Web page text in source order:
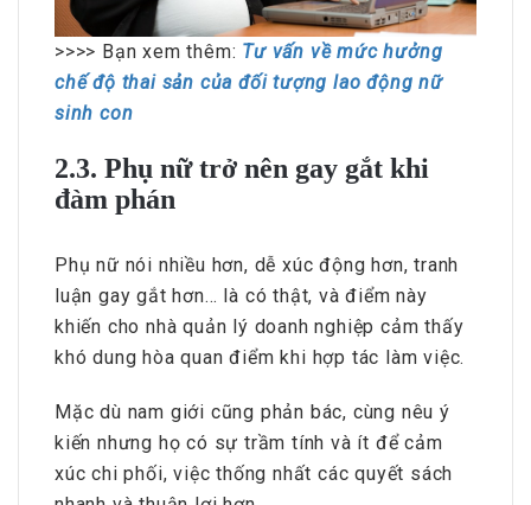
>>>> Bạn xem thêm: Tư vấn về mức hưởng
chế độ thai sản của đối tượng lao động nữ
sinh con
2.3. Phụ nữ trở nên gay gắt khi
đàm phán
Phụ nữ nói nhiều hơn, dễ xúc động hơn, tranh
luận gay gắt hơn… là có thật, và điểm này
khiến cho nhà quản lý doanh nghiệp cảm thấy
khó dung hòa quan điểm khi hợp tác làm việc.
Mặc dù nam giới cũng phản bác, cùng nêu ý
kiến nhưng họ có sự trầm tính và ít để cảm
xúc chi phối, việc thống nhất các quyết sách